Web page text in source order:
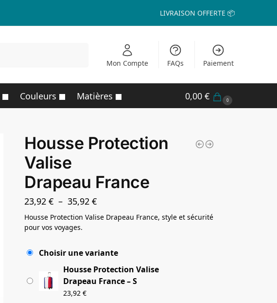
LIVRAISON OFFERTE 📦
Mon Compte FAQs Paiement
Couleurs Matières 0,00 € 0
Housse Protection
Valise
Drapeau France
23,92€ – 35,92€
Housse Protection Valise Drapeau France, style et sécurité
pour vos voyages.
Choisir une variante
Housse Protection Valise
Drapeau France – S
23,92€